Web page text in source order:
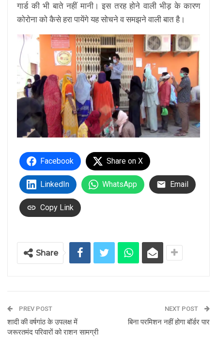
गार्ड की भी बाते नहीं मानी। इस तरह होने वाली भीड़ के कारण
कोरोना को कैसे हरा पायेंगे यह सोचने व समझने वाली बात है।
Facebook Share on X
LinkedIn WhatsApp Email
Copy Link
Share
PREV POST
शादी की वर्षगांठ के उपलक्ष में
जरूरतमंद परिवारों को राशन सामग्री
NEXT POST
बिना परमिशन नहीं होगा बॉर्डर पार